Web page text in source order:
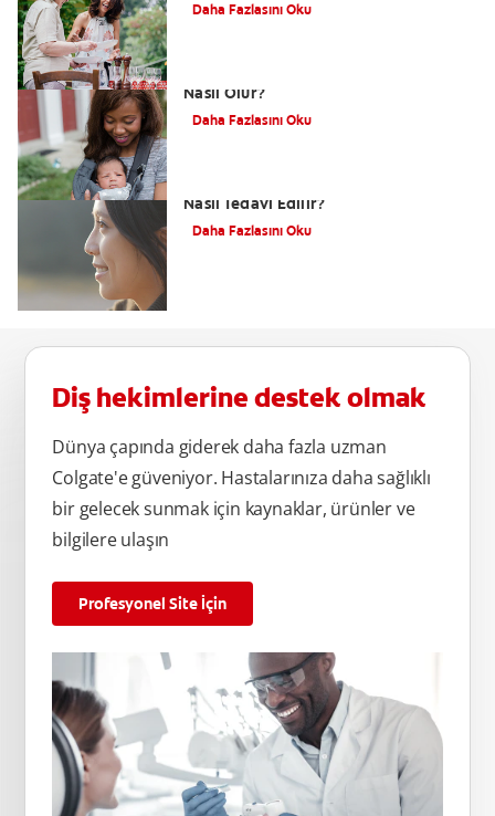
Daha Fazlasını Oku
Nasıl Olur?
Daha Fazlasını Oku
Nasıl Tedavi Edilir?
Daha Fazlasını Oku
Diş hekimlerine destek olmak
Dünya çapında giderek daha fazla uzman
Colgate'e güveniyor. Hastalarınıza daha sağlıklı
bir gelecek sunmak için kaynaklar, ürünler ve
bilgilere ulaşın
Profesyonel Site İçin